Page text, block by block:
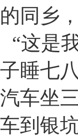
的同乡
“这是
子睡七
汽车坐
车到银